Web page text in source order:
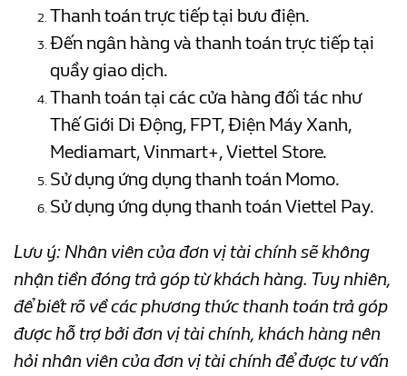
Thanh toán trực tiếp tại bưu điện.
Đến ngân hàng và thanh toán trực tiếp tại
quầy giao dịch.
Thanh toán tại các cửa hàng đối tác như
Thế Giới Di Động, FPT, Điện Máy Xanh,
Mediamart, Vinmart+, Viettel Store.
Sử dụng ứng dụng thanh toán Momo.
Sử dụng ứng dụng thanh toán Viettel Pay.
Lưu ý: Nhân viên của đơn vị tài chính sẽ không
nhận tiền đóng trả góp từ khách hàng. Tuy nhiên,
để biết rõ về các phương thức thanh toán trả góp
được hỗ trợ bởi đơn vị tài chính, khách hàng nên
hỏi nhân viên của đơn vị tài chính để được tư vấn